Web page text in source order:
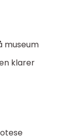
museum
klarer